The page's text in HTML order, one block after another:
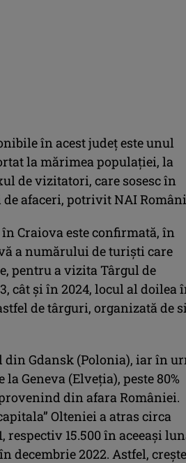
în acest județ este unul
la mărimea populației, la
de vizitatori, care sosesc în
afaceri, potrivit NAI
Craiova este confirmată, în
a numărului de turiști care
pentru a vizita Târgul de
cât și în 2024, locul al doilea
de târguri, organizată de
din Gdansk (Polonia), iar în
Geneva (Elveția), peste 80%
din afara României.
Olteniei a atras circa
respectiv 15.500 în aceeași
decembrie 2022. Astfel,